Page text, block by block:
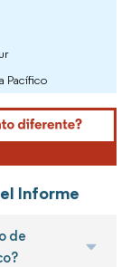
Pacífico
Informe
de